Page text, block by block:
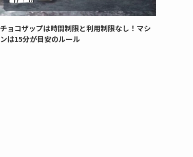
チョコザップは時間制限と利用制限なし！マシ
ンは15分が目安のルール